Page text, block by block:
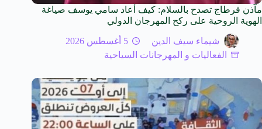
مآذن قرطاج تصدح بالسلام: كيف أعاد سامي يوسف صياغة
الهوية الروحية على ركح المهرجان الدولي
شيماء سيف الدين
5 أغسطس 2026
الفعاليات و المهرجانات السياحية